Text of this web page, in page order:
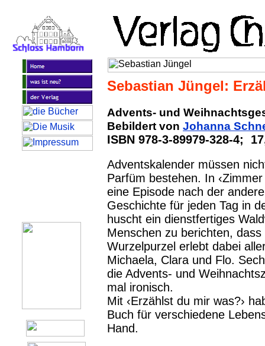
Sebastian Jüngel:
Advents- und
Bebildert von Johanna
ISBN 978-3-89979-328-4;
Adventskalender müssen
Parfüm bestehen. In
eine Episode nach der
Geschichte für jeden Tag in
huscht ein dienstfertiges
Menschen zu berichten,
Wurzelpurzel erlebt dabei
Michaela, Clara und Flo.
die Advents- und
mal ironisch.
Mit ‹Erzählst du mir was?›
Buch für verschiedene
Hand.